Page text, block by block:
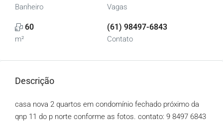
Banheiro Vagas
60
m²
(61) 98497-6843
Contato
Descrição
casa nova 2 quartos em condomínio fechado próximo da
qnp 11 do p norte conforme as fotos. contato: 9 8497 6843